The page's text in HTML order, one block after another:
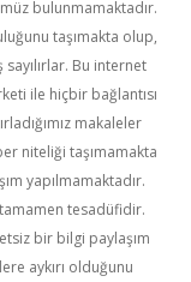
bulunmamaktadır.
taşımakta olup,
Bu internet
ile hiçbir bağlantısı
makaleler
niteliği taşımamakta
yapılmamaktadır.
tesadüfidir.
bir bilgi paylaşım
aykırı olduğunu